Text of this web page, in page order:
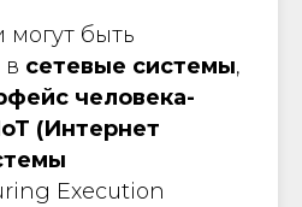
могут быть
в сетевые системы,
человека-
(Интернет
Execution